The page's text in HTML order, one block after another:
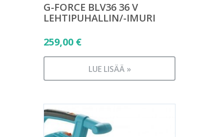
G-FORCE BLV36 36 V
LEHTIPUHALLIN/-IMURI
259,00 €
LUE LISÄÄ »